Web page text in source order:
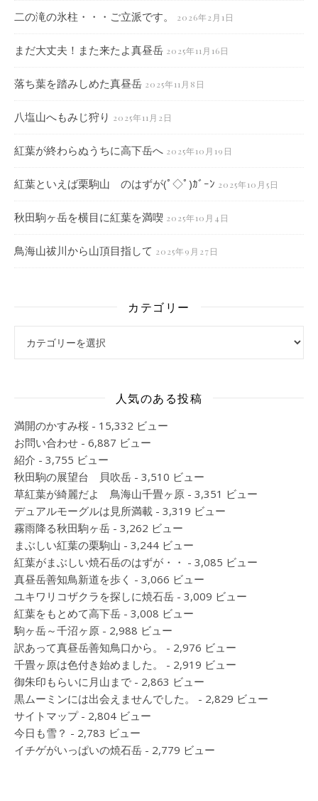
二の滝の氷柱・・・ご立派です。 2026年2月1日
まだ大丈夫！また来たよ真昼岳 2025年11月16日
落ち葉を踏みしめた真昼岳 2025年11月8日
八塩山へもみじ狩り 2025年11月2日
紅葉が終わらぬうちに高下岳へ 2025年10月19日
紅葉といえば栗駒山 のはずが(ﾟ◇ﾟ)ｶﾞｰﾝ 2025年10月5日
秋田駒ヶ岳を横目に紅葉を満喫 2025年10月4日
鳥海山祓川から山頂目指して 2025年9月27日
カテゴリー
人気のある投稿
満開のかすみ桜 - 15,332 ビュー
お問い合わせ - 6,887 ビュー
紹介 - 3,755 ビュー
秋田駒の展望台 貝吹岳 - 3,510 ビュー
草紅葉が綺麗だよ 鳥海山千畳ヶ原 - 3,351 ビュー
デュアルモーグルは見所満載 - 3,319 ビュー
霧雨降る秋田駒ヶ岳 - 3,262 ビュー
まぶしい紅葉の栗駒山 - 3,244 ビュー
紅葉がまぶしい焼石岳のはずが・・ - 3,085 ビュー
真昼岳善知鳥新道を歩く - 3,066 ビュー
ユキワリコザクラを探しに焼石岳 - 3,009 ビュー
紅葉をもとめて高下岳 - 3,008 ビュー
駒ヶ岳～千沼ヶ原 - 2,988 ビュー
訳あって真昼岳善知鳥口から。
- 2,976 ビュー
千畳ヶ原は色付き始めました。
- 2,919 ビュー
御朱印もらいに月山まで - 2,863 ビュー
黒ムーミンには出会えませんでした。
- 2,829 ビュー
サイトマップ- 2,804 ビュー
今日も雪？ - 2,783 ビュー
イチゲがいっぱいの焼石岳 - 2,779 ビュー